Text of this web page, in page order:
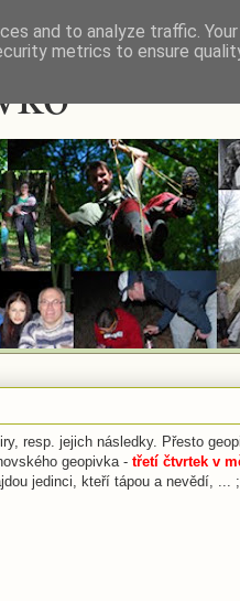
resp. jejich následky. Přesto
geopivka - třetí čtvrtek v
jedinci, kteří tápou a nevědí, ...
and to analyze traffic.
metrics to ensure